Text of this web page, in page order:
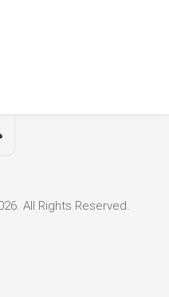
All Rights Reserved.